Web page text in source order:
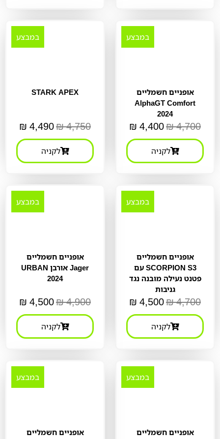
במבצע
אופניים חשמליים
AlphaGT Comfort
2024
4,700
₪
4,400
₪
לקניה
במבצע
STARK APEX
4,750
₪
4,490
₪
לקניה
במבצע
אופניים חשמליים
SCORPION S3 עם
פטנט נעילה מובנה נגד
גניבות
4,700
₪
4,500
₪
לקניה
במבצע
אופניים חשמליים
Jager אורבן URBAN
2024
4,900
₪
4,500
₪
לקניה
במבצע
אופניים חשמליים
במבצע
אופניים חשמליים